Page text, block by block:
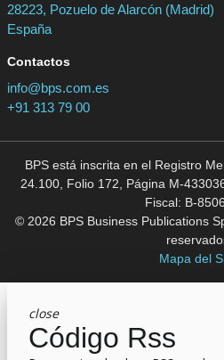
28223, Pozuelo de Alarcón (Madrid)
España
Contactos
info@bps.com.es
+91 313 79 00
BPS está inscrita en el Registro
24.100, Folio 172, Página M-
Fiscal: B-
© 2026 BPS Business Publications
Mapa del
close
Código Rss